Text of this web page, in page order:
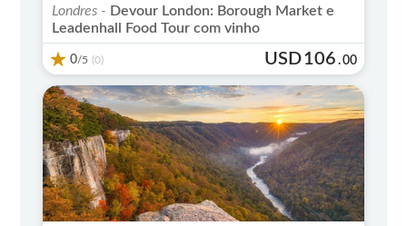
Londres - Devour London: Borough Market e
Leadenhall Food Tour com vinho
0/5 (0) USD106 .00